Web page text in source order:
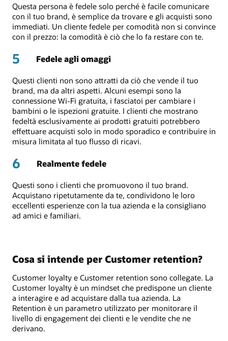
Questa persona è fedele solo perché è facile comunicare
con il tuo brand, è semplice da trovare e gli acquisti sono
immediati. Un cliente fedele per comodità non si convince
con il prezzo: la comodità è ciò che lo fa restare con te.
5 Fedele agli omaggi
Questi clienti non sono attratti da ciò che vende il tuo
brand, ma da altri aspetti. Alcuni esempi sono la
connessione Wi-Fi gratuita, i fasciatoi per cambiare i
bambini o le ispezioni gratuite. I clienti che mostrano
fedeltà esclusivamente ai prodotti gratuiti potrebbero
effettuare acquisti solo in modo sporadico e contribuire in
misura limitata al tuo flusso di ricavi.
6 Realmente fedele
Questi sono i clienti che promuovono il tuo brand.
Acquistano ripetutamente da te, condividono le loro
eccellenti esperienze con la tua azienda e la consigliano
ad amici e familiari.
Cosa si intende per Customer retention?
Customer loyalty e Customer retention sono collegate. La
Customer loyalty è un mindset che predispone un cliente
a interagire e ad acquistare dalla tua azienda. La
Retention è un parametro utilizzato per monitorare il
livello di engagement dei clienti e le vendite che ne
derivano.